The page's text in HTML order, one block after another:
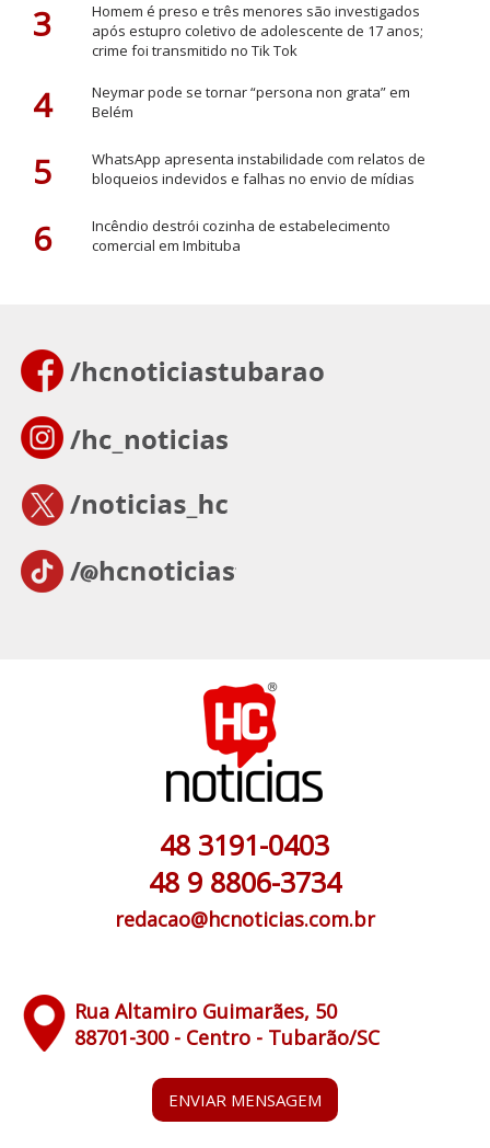
3
Homem é preso e três menores são investigados
após estupro coletivo de adolescente de 17 anos;
crime foi transmitido no Tik Tok
4
Neymar pode se tornar “persona non grata” em
Belém
5
WhatsApp apresenta instabilidade com relatos de
bloqueios indevidos e falhas no envio de mídias
6
Incêndio destrói cozinha de estabelecimento
comercial em Imbituba
48 3191-0403
48 9 8806-3734
redacao@hcnoticias.com.br
Rua Altamiro Guimarães, 50
88701-300 - Centro - Tubarão/SC
ENVIAR MENSAGEM